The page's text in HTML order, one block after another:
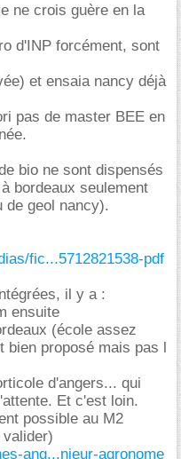
ne crois guère en la
d'INP forcément, sont
et ensaia nancy déjà
pas de master BEE en
bio ne sont dispensés
bordeaux seulement
de geol nancy).
fic...5712821538-pdf
il y a :
ensuite
(école assez
bien proposé mais pas l
d'angers... qui
Et c'est loin.
possible au M2
ang...nieur-agronome